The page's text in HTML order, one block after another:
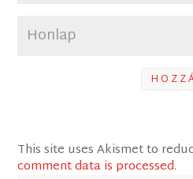
This site uses Akismet to
comment data is processed.